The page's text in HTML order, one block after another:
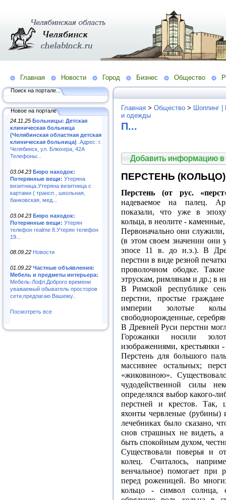
Главная Новости Город Бизнес Общество
Поиск на портале...
Новое на портале
24.11.25 Больницы: Детская
клиническая больница
(Челябинская областная детская
клиническая больница) .Адрес: г.
Челябинск, ул. Блюхера, 42А
Телефоны:..
03.04.23 Бюро находок:
Потерянные вещи: Утеряна
визитница.Утеряна визитница с
картами ( трансп., школьная,
банковская, мед...
03.04.23 Бюро находок:
Потерянные вещи: Утерян
телефон realme 8.Утерян телефон
19...
08.09.22 Новости
01.09.22 Частные объявления:
Мебель и предметы интерьера:
Мебель-Лофт.Доброго времени
уважаемый обыватель просторов
сети,предлагаю Вашему..
Посмотреть все
Главная > Общество > Шоппинг |
и одежды
П...
Добавить информацию в
ПЕРСТЕНЬ (КОЛЬЦО)
Перстень (от рус.
надеваемое на палец.
показали, что уже в эпоху
кольца, в неолите -
Первоначально они служили,
(в этом своем значении они
эпосе 11 в. до н.э.). В
перстни в виде резной
проволочном ободке.
этрускам, римлянам и др.; в
В Римской республике
перстни, простые
империи золотые
свободнорожденные,
В Древней Руси перстни
Горожанки носили
изображениями, крестьянки
Перстень для большого
массивнее остальных;
«жиковиною».
чудодейственной силы
определялся выбор какого-
перстней и крестов. Так,
яхонты червленые (рубины)
лечебниках было сказано,
снов страшных не видеть,
быть спокойным духом,
Существовали поверья и
колец. Считалось,
венчальное) помогает при
перед роженицей. Во
кольцо - символ солнца,